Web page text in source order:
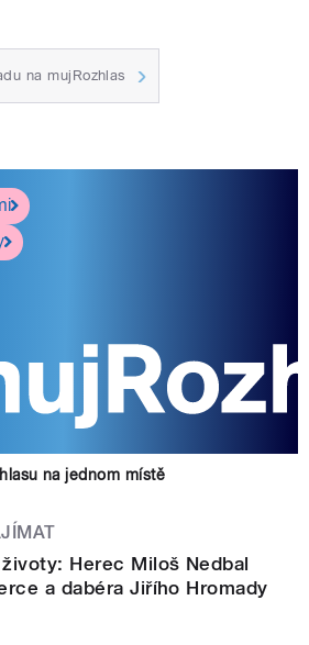
na mujRozhlas
na jednom místě
Herec Miloš Nedbal
a dabéra Jiřího Hromady